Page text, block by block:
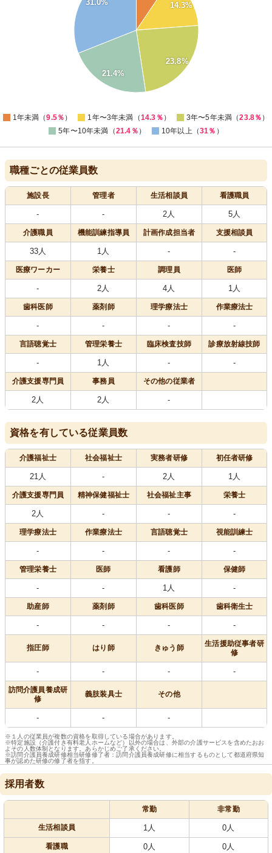
14.3%
23.8%
21.4%
31.0%
1年未満（9.5％ ） 1年〜3年未満（14.3％ ） 3年〜5年未満（23.8％ ）
5年〜10年未満（21.4％ ） 10年以上（31％ ）
職種ごとの従業員数
施設長 管理者 生活相談員 看護職員
- - 2人 5人
介護職員 機能訓練指導員 計画作成担当者 支援相談員
33人 1人 - -
医療ワーカー 栄養士 調理員 医師
- 2人 4人 1人
歯科医師 薬剤師 理学療法士 作業療法士
- - - -
言語聴覚士 管理栄養士 臨床検査技師 診療放射線技師
- 1人 - -
介護支援専門員 事務員 その他の従業者
2人 2人 -
資格を有している従業員数
介護福祉士 社会福祉士 実務者研修 初任者研修
21人 - 2人 1人
介護支援専門員 精神保健福祉士 社会福祉主事 栄養士
2人 - - -
理学療法士 作業療法士 言語聴覚士 視能訓練士
- - - -
管理栄養士 医師 看護師 保健師
- - 1人 -
助産師 薬剤師 歯科医師 歯科衛生士
- - - -
指圧師 はり師 きゅう師
生活援助従事者研
修
- - - -
訪問介護員養成研
修
義肢装具士 その他
- - -
※１人の従業員が複数の資格を取得している場合があります。
※特定施設（介護付き有料老人ホームなど）以外の場合は、外部の介護サービスを含めたおお
よその人数体制となります。あらかじめご了承ください。
※訪問介護員養成研修相当研修修了者：訪問介護員養成研修に相当するものとして都道府県知
事が認めた研修の修了者を指す。
採用者数
常勤 非常勤
生活相談員 1人 0人
看護職 0人 0人